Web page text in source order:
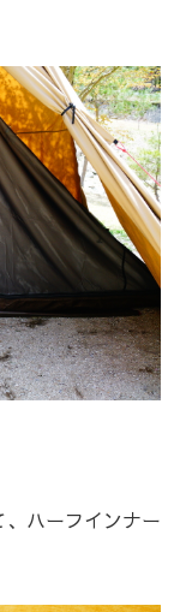
ハーフインナー